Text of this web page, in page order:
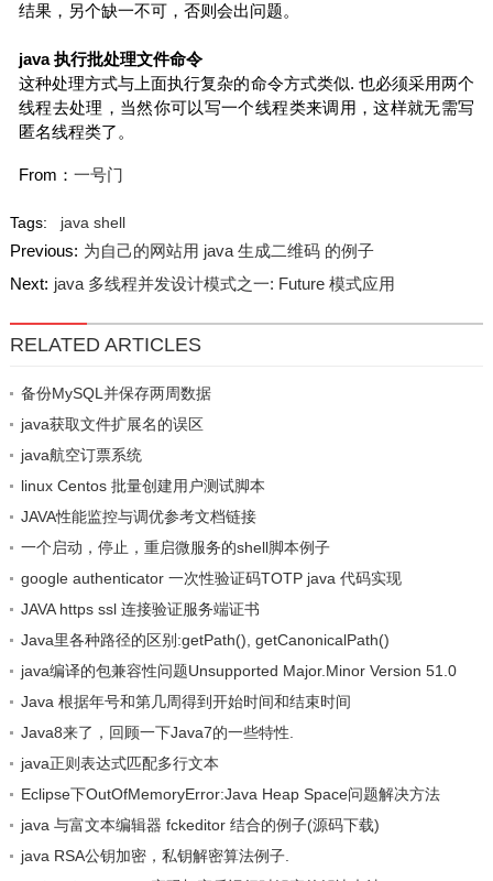
结果，另个缺一不可，否则会出问题。
java 执行批处理文件命令
这种处理方式与上面执行复杂的命令方式类似. 也必须采用两个
线程去处理，当然你可以写一个线程类来调用，这样就无需写
匿名线程类了。
From： 一号门
Tags: java shell
Previous: 为自己的网站用 java 生成二维码 的例子
Next: java 多线程并发设计模式之一: Future 模式应用
RELATED ARTICLES
备份MySQL并保存两周数据
java获取文件扩展名的误区
java航空订票系统
linux Centos 批量创建用户测试脚本
JAVA性能监控与调优参考文档链接
一个启动，停止，重启微服务的shell脚本例子
google authenticator 一次性验证码TOTP java 代码实现
JAVA https ssl 连接验证服务端证书
Java里各种路径的区别:getPath(), getCanonicalPath()
java编译的包兼容性问题Unsupported Major.Minor Version 51.0
Java 根据年号和第几周得到开始时间和结束时间
Java8来了，回顾一下Java7的一些特性.
java正则表达式匹配多行文本
Eclipse下OutOfMemoryError:Java Heap Space问题解决方法
java 与富文本编辑器 fckeditor 结合的例子(源码下载)
java RSA公钥加密，私钥解密算法例子.